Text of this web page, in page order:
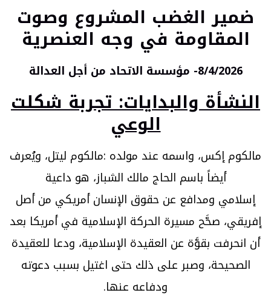
ضمير الغضب المشروع وصوت
المقاومة في وجه العنصرية
8/4/2026- مؤسسة الاتحاد من أجل العدالة
النشأة والبدايات: تجربة شكلت
الوعي
مالكوم إكس، واسمه عند مولده :مالكوم ليتل، ويُعرف
أيضاً باسم الحاج مالك الشباز، هو داعية
إسلامي ومدافع عن حقوق الإنسان أمريكي من أصل
إفريقي، صحَّح مسيرة الحركة الإسلامية في أمريكا بعد
أن انحرفت بقوَّة عن العقيدة الإسلامية، ودعا للعقيدة
الصحيحة، وصبر على ذلك حتى اغتيل بسبب دعوته
ودفاعه عنها.